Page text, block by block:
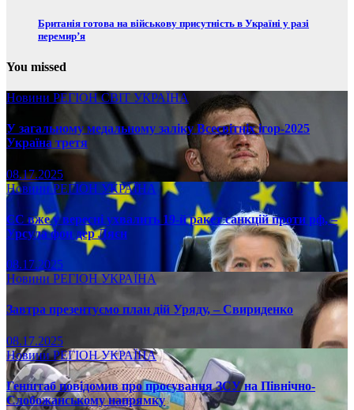
Британія готова на військову присутність в Україні у разі
перемир’я
You missed
Новини РЕГІОНСВІТ УКРАЇНА
У загальному медальному заліку Всесвітніх ігор-2025
Україна третя
08.17.2025
НовиниРЕГІОН УКРАЇНА
ЄС вже у вересні ухвалить 19-й ракет санкцій проти рф, –
Урсула фон дер Ляєн
08.17.2025
Новини РЕГІОН УКРАЇНА
Завтра презентуємо план дій Уряду, – Свириденко
08.17.2025
НовиниРЕГІОНУКРАЇНА
Генштаб повідомив про просування ЗСУ на Північно-
Слобожанському напрямку